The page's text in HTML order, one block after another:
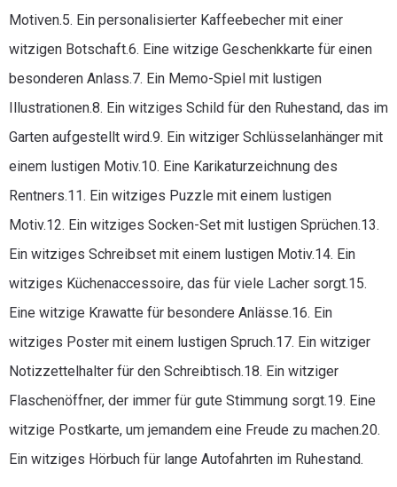
Motiven.5. Ein personalisierter Kaffeebecher mit einer
witzigen Botschaft.6. Eine witzige Geschenkkarte für einen
besonderen Anlass.7. Ein Memo-Spiel mit lustigen
Illustrationen.8. Ein witziges Schild für den Ruhestand, das im
Garten aufgestellt wird.9. Ein witziger Schlüsselanhänger mit
einem lustigen Motiv.10. Eine Karikaturzeichnung des
Rentners.11. Ein witziges Puzzle mit einem lustigen
Motiv.12. Ein witziges Socken-Set mit lustigen Sprüchen.13.
Ein witziges Schreibset mit einem lustigen Motiv.14. Ein
witziges Küchenaccessoire, das für viele Lacher sorgt.15.
Eine witzige Krawatte für besondere Anlässe.16. Ein
witziges Poster mit einem lustigen Spruch.17. Ein witziger
Notizzettelhalter für den Schreibtisch.18. Ein witziger
Flaschenöffner, der immer für gute Stimmung sorgt.19. Eine
witzige Postkarte, um jemandem eine Freude zu machen.20.
Ein witziges Hörbuch für lange Autofahrten im Ruhestand.